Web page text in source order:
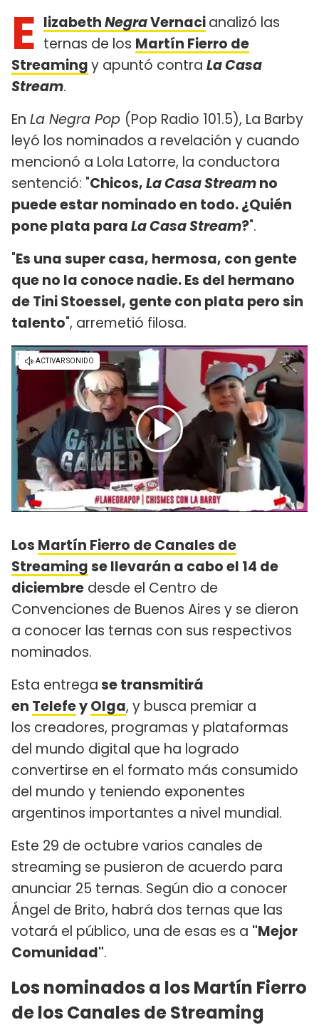
E lizabethNegraVernacianalizó las
ternas de los Martín Fierro de
Streamingy apuntó contra La Casa
Stream.
En La Negra Pop (Pop Radio 101.5), La Barby
leyó los nominados a revelación y cuando
mencionó a Lola Latorre, la conductora
sentenció: "Chicos,La Casa Streamno
puede estar nominado en todo. ¿Quién
pone plata paraLa Casa Stream?".
"Es una super casa, hermosa, con gente
que no la conoce nadie. Es del hermano
de Tini Stoessel, gente con plata pero sin
talento", arremetió filosa.
Los Martín Fierro de Canales de
Streamingse llevarán a cabo el 14 de
diciembre desde el Centro de
Convenciones de Buenos Aires y se dieron
a conocer las ternas con sus respectivos
nominados.
Esta entregase transmitirá
en TelefeyOlga, y busca premiar a
los creadores, programas y plataformas
del mundo digital que ha logrado
convertirse en el formato más consumido
del mundo y teniendo exponentes
argentinos importantes a nivel mundial.
Este 29 de octubre varios canales de
streaming se pusieron de acuerdo para
anunciar 25 ternas. Según dio a conocer
Ángel de Brito, habrá dos ternas que las
votará el público, una de esas es a "Mejor
Comunidad".
Los nominados a los Martín Fierro
de los Canales de Streaming